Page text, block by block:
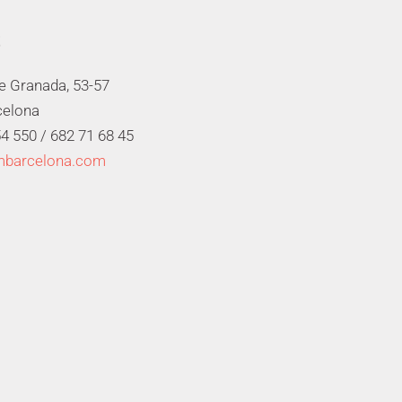
Granada, 53-57
550 / 682 71 68 45